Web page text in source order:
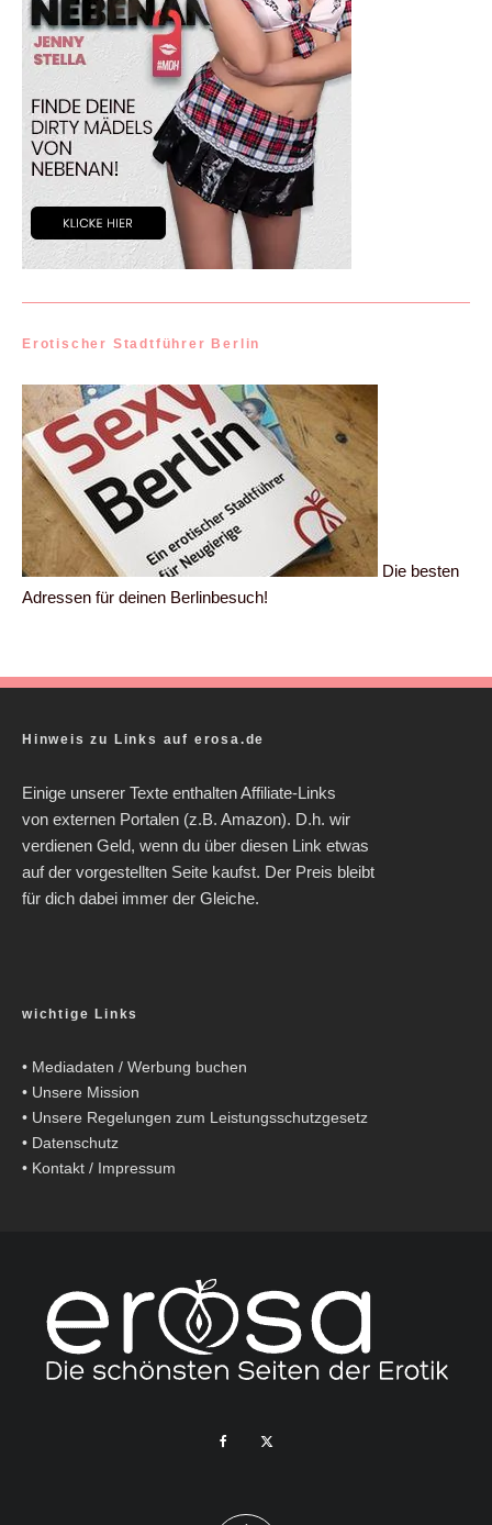
Erotischer Stadtführer Berlin
Die besten
Adressen für deinen Berlinbesuch!
Hinweis zu Links auf erosa.de
Einige unserer Texte enthalten Affiliate-Links
von externen Portalen (z.B. Amazon). D.h. wir
verdienen Geld, wenn du über diesen Link etwas
auf der vorgestellten Seite kaufst. Der Preis bleibt
für dich dabei immer der Gleiche.
wichtige Links
• Mediadaten / Werbung buchen
• Unsere Mission
• Unsere Regelungen zum Leistungsschutzgesetz
• Datenschutz
• Kontakt / Impressum